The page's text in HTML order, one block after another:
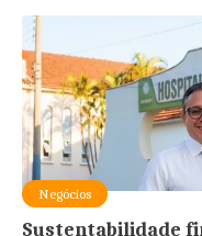
Negócios
Sustentabilidade